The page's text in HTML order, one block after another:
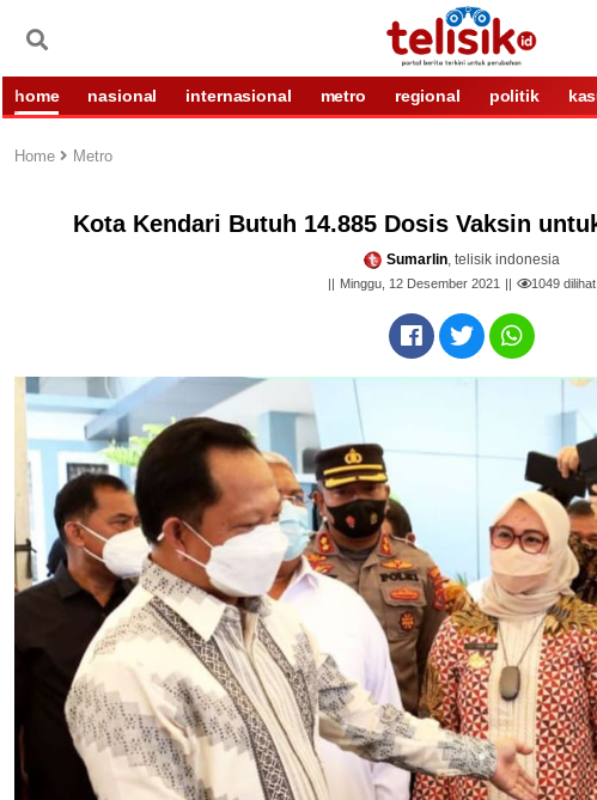
home nasional internasional metro regional politik
Home Metro
Kota Kendari Butuh 14.885 Dosis Vaksin
Sumarlin, telisik indonesia
Minggu, 12 Desember 2021 1049 dilihat